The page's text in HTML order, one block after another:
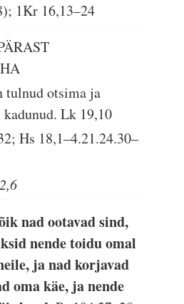
1Kr 16,13–24
tulnud otsima ja
kadunud.Lk 19,10
Hs 18,1–4.21.24.30–
nad ootavad sind,
nende toidu omal
ja nad korjavad
oma käe, ja nende